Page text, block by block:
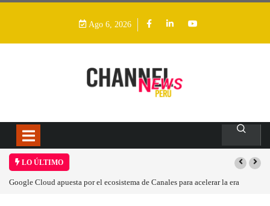
Ago 6, 2026
LO ÚLTIMO
Google Cloud apuesta por el ecosistema de Canales para acelerar la era